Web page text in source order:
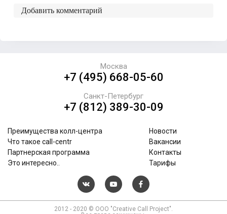
Добавить комментарий
+7 (495) 668-05-60
Москва
+7 (812) 389-30-09
Санкт-Петербург
Преимущества колл-центра
Что такое call-centr
Партнерская программа
Это интересно..
Новости
Вакансии
Контакты
Тарифы
2012 - 2020 © ООО "Creative Call Project".